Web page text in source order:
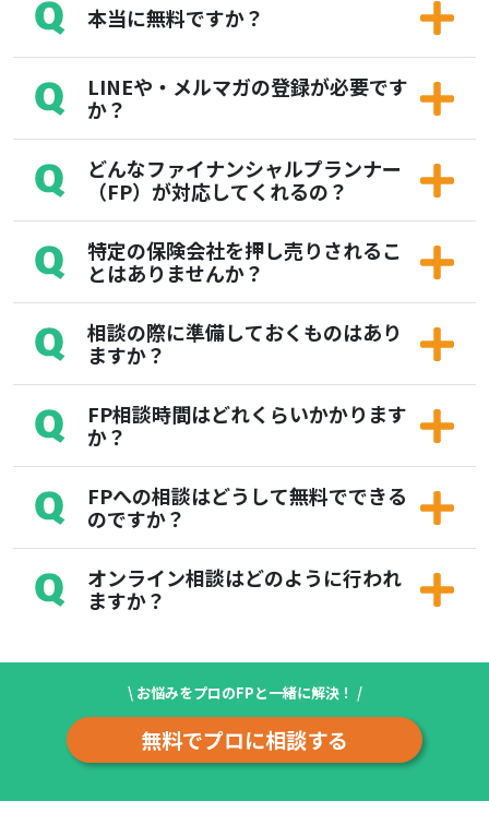
本当に無料ですか？
LINEや・メルマガの登録が必要です
か？
どんなファイナンシャルプランナー
（FP）が対応してくれるの？
特定の保険会社を押し売りされるこ
とはありませんか？
相談の際に準備しておくものはあり
ますか？
FP相談時間はどれくらいかかります
か？
FPへの相談はどうして無料でできる
のですか？
オンライン相談はどのように行われ
ますか？
\ お悩みをプロのFPと一緒に解決！ /
無料でプロに相談する